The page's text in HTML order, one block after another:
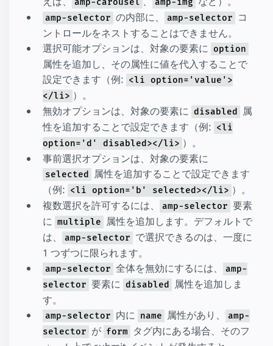
amp-carousel amp-img
amp-selector の内部に、 amp-selector
コ
ントロールをネストすることはできません。
選択可能オプションは、対象の要素に option
属性を追加し、その属性に値を代入することで
設定できます（例: <li option='value'>
</li> ）。
無効オプションは、対象の要素に disabled
属
性を追加することで設定できます（例: <li
option='d' disabled></li> ）。
事前選択オプションは、対象の要素に
selected
属性を追加することで設定できます
（例: <li option='b' selected></li> ）。
複数選択を許可するには、
amp-selector 要素
に multiple
属性を追加します。デフォルトで
は、
amp-selector で選択できるのは、一度に
1 つずつに限られます。
amp-selector 全体を無効にするには、
amp-
selector 要素に disabled
属性を追加しま
す。
amp-selector 内に name 属性があり、
amp-
selector が form
タグ内にある場合、そのフ